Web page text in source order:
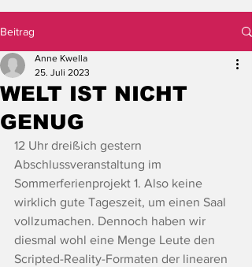
Beitrag
WELT IST NICHT
GENUG
Anne Kwella
25. Juli 2023
12 Uhr dreißich gestern
Abschlussveranstaltung im
Sommerferienprojekt 1. Also keine
wirklich gute Tageszeit, um einen Saal
vollzumachen. Dennoch haben wir
diesmal wohl eine Menge Leute den
Scripted-Reality-Formaten der linearen